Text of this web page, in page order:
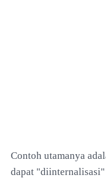
Contoh utamanya
dapat